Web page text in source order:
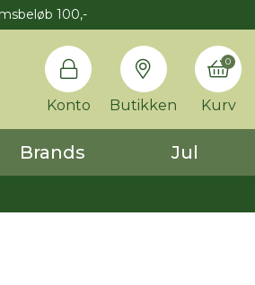
100,-
Konto Butikken Kurv
0
Brands Jul